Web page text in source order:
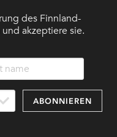
des Finnland-
akzeptiere sie.
ABONNIEREN